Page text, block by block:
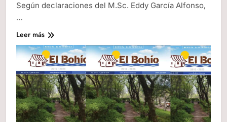
Según declaraciones del M.Sc. Eddy García Alfonso,
…
Leer más